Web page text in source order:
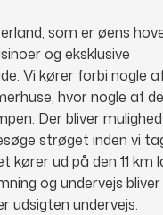
som er øens
og eksklusive
Vi kører forbi nogle
hvor nogle af
Der bliver
strøget inden vi
kører ud på den 11 km
og undervejs bliver
udsigten undervejs.